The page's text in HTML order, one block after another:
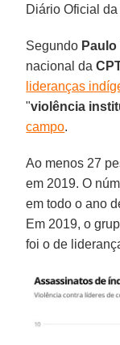
Diário Oficial
Segundo
nacional da
lideranças
"violência
campo.
Ao menos 27
em 2019. O
em todo o ano
Em 2019, o
foi o de